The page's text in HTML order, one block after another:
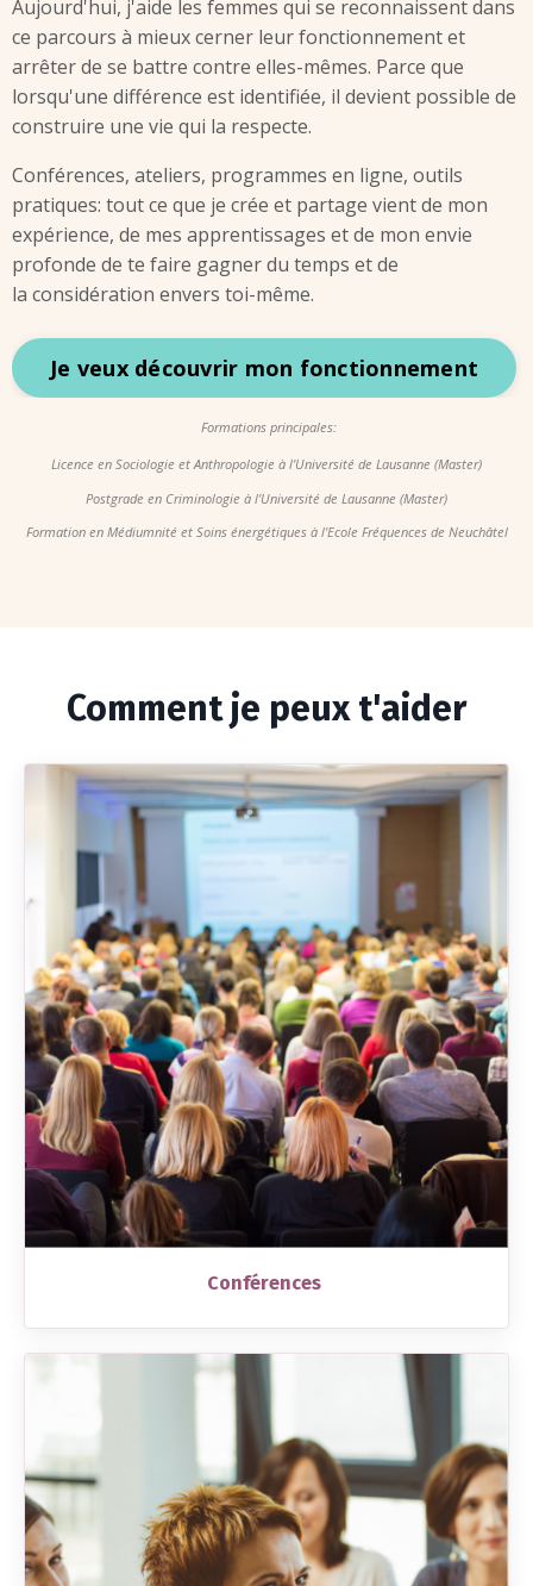
Aujourd'hui, j'aide les femmes qui se reconnaissent dans
ce parcours à mieux cerner leur fonctionnement et
arrêter de se battre contre elles-mêmes. Parce que
lorsqu'une différence est identifiée, il devient possible de
construire une vie qui la respecte.
Conférences, ateliers, programmes en ligne, outils
pratiques: tout ce que je crée et partage vient de mon
expérience, de mes apprentissages et de mon envie
profonde de te faire gagner du temps et de
la considération envers toi-même.
Je veux découvrir mon fonctionnement
Formations principales:
Licence en Sociologie et Anthropologie à l'Université de Lausanne (Master)
Postgrade en Criminologie à l'Université de Lausanne (Master)
Formation en Médiumnité et Soins énergétiques à l'Ecole Fréquences de Neuchâtel
Comment je peux t'aider
Conférences